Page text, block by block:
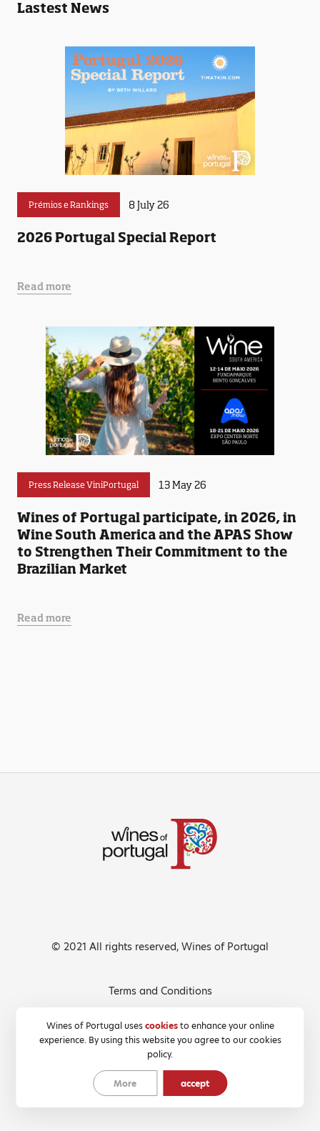
Lastest News
Prémios e Rankings 8 July 26
2026 Portugal Special Report
Read more
Press Release ViniPortugal 13 May 26
Wines of Portugal participate, in 2026, in
Wine South America and the APAS Show
to Strengthen Their Commitment to the
Brazilian Market
Read more
Wines of Portugal usescookiesto enhance your online
experience. By using this website you agree to our cookies
policy.
More accept
© 2021 All rights reserved, Wines of Portugal
Terms and Conditions
Cookies Policy